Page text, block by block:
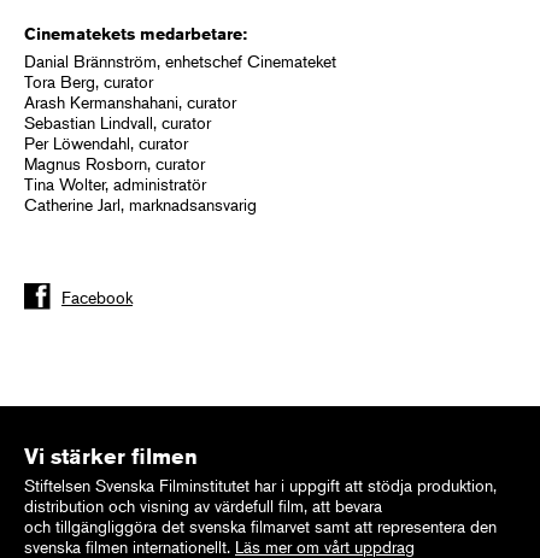
Cinematekets medarbetare:
Danial Brännström, enhetschef Cinemateket
Tora Berg, curator
Arash Kermanshahani, curator
Sebastian Lindvall, curator
Per Löwendahl, curator
Magnus Rosborn, curator
Tina Wolter, administratör
Catherine Jarl, marknadsansvarig
Facebook
Vi stärker filmen
Stiftelsen Svenska Filminstitutet har i uppgift att stödja produktion,
distribution och visning av värdefull film, att bevara
och tillgängliggöra det svenska filmarvet samt att representera den
svenska filmen internationellt. Läs mer om vårt uppdrag